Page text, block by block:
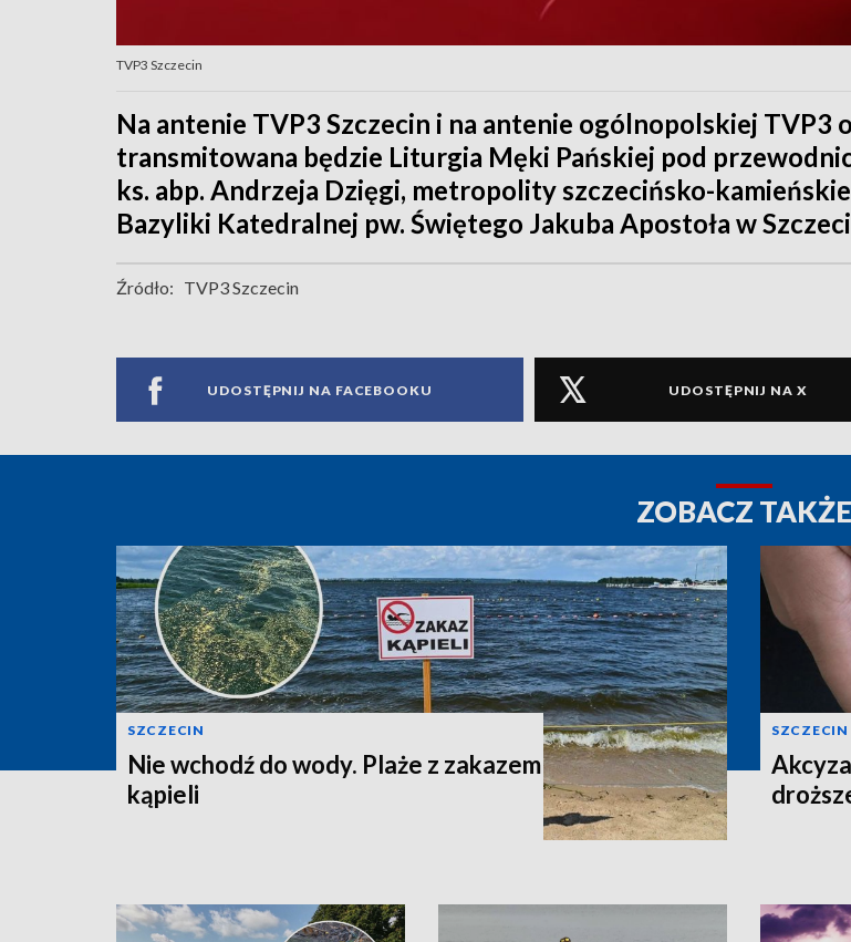
TVP3 Szczecin
Na antenie TVP3 Szczecin i na antenie ogólnopolskiej TVP3
transmitowana będzie Liturgia Męki Pańskiej pod
ks. abp. Andrzeja Dzięgi, metropolity szczecińsko-
Bazyliki Katedralnej pw. Świętego Jakuba Apostoła w
Źródło: TVP3 Szczecin
UDOSTĘPNIJ NA FACEBOOKU UDOSTĘPNIJ NA X
ZOBACZ TAKŻE
SZCZECIN
Nie wchodź do wody. Plaże z zakazem
kąpieli
SZCZECIN